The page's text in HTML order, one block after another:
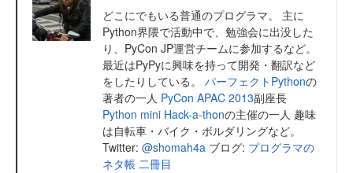
どこにでもいる普通のプログラマ。 主に
Python界隈で活動中で、勉強会に出没した
り、PyCon JP運営チームに参加するなど。
最近はPyPyに興味を持って開発・翻訳など
をしたりしている。 パーフェクトPythonの
著者の一人 PyCon APAC 2013副座長
Python mini Hack-a-thonの主催の一人 趣味
は自転車・バイク・ボルダリングなど。
Twitter: @shomah4a ブログ: プログラマの
ネタ帳 二冊目